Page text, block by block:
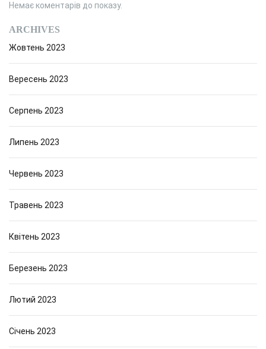
Немає коментарів до показу.
ARCHIVES
Жовтень 2023
Вересень 2023
Серпень 2023
Липень 2023
Червень 2023
Травень 2023
Квітень 2023
Березень 2023
Лютий 2023
Січень 2023